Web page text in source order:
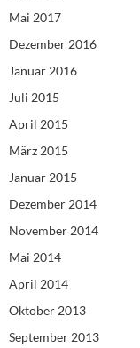
Mai 2017
Dezember 2016
Januar 2016
Juli 2015
April 2015
März 2015
Januar 2015
Dezember 2014
November 2014
Mai 2014
April 2014
Oktober 2013
September 2013